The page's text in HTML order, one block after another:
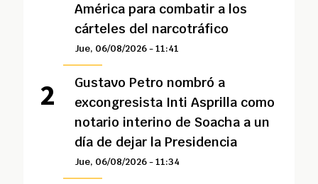
América para combatir a los
cárteles del narcotráfico
Jue, 06/08/2026 - 11:41
Gustavo Petro nombró a
excongresista Inti Asprilla como
notario interino de Soacha a un
día de dejar la Presidencia
Jue, 06/08/2026 - 11:34